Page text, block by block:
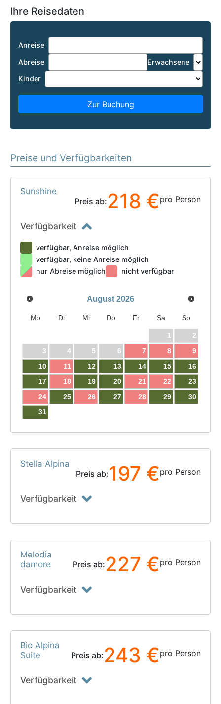
Ihre Reisedaten
Anreise
Abreise
Erwachsene
Kinder
Zur Buchung
Preise und Verfügbarkeiten
Sunshine
Preis ab:218 €pro Person
Verfügbarkeit
verfügbar, Anreise möglich
verfügbar, keine Anreise möglich
nur Abreise möglich
nicht verfügbar
August 2026
Mo Di Mi Do Fr Sa So
1
2
3
4 5 6 7 8
9
10
11 12 13 14 15
16
17
18 19 20 21 22
23
24
25 26 27 28 29
30
31
Stella Alpina
Preis ab:197 €pro Person
Verfügbarkeit
Melodia
damore
Preis ab:227 €pro Person
Verfügbarkeit
Bio Alpina
Suite
Preis ab:243 €pro Person
Verfügbarkeit